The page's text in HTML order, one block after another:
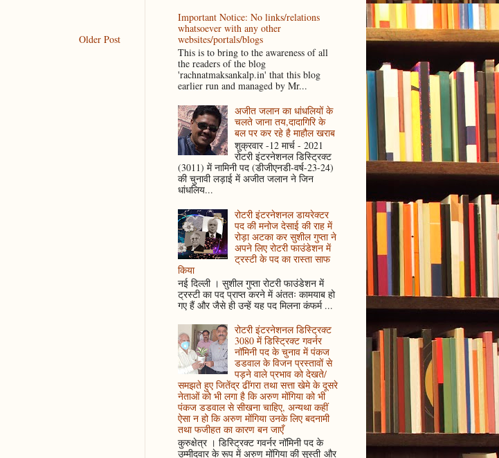
Older Post
Important Notice: No links/relations
whatsoever with any other
websites/portals/blogs
This is to bring to the awareness of all
the readers of the blog
'rachnatmaksankalp.in' that this blog
earlier run and managed by Mr...
अजीत जलान का धांधलियों के
चलते जाना तय,दादागिरि के
बल पर कर रहे है माहौल खराब
शुक्रवार -12 मार्च - 2021
रोटरी इंटरनेशनल डिस्ट्रिक्ट
(3011) में नामिनी पद (डीजीएनडी-वर्ष-23-24)
की चुनावी लड़ाई में अजीत जलान ने जिन
धांधलिय...
रोटरी इंटरनेशनल डायरेक्टर
पद की मनोज देसाई की राह में
रोड़ा अटका कर सुशील गुप्ता ने
अपने लिए रोटरी फाउंडेशन में
ट्रस्टी के पद का रास्ता साफ
किया
नई दिल्ली । सुशील गुप्ता रोटरी फाउंडेशन में
ट्रस्टी का पद प्राप्त करने में अंततः कामयाब हो
गए हैं और जैसे ही उन्हें यह पद मिलना कंफर्म ...
रोटरी इंटरनेशनल डिस्ट्रिक्ट
3080 में डिस्ट्रिक्ट गवर्नर
नॉमिनी पद के चुनाव में पंकज
डडवाल के विजन प्रस्तावों से
पड़ने वाले प्रभाव को देखते/
समझते हुए जितेंद्र ढींगरा तथा सत्ता खेमे के दूसरे
नेताओं को भी लगा है कि अरुण मोंगिया को भी
पंकज डडवाल से सीखना चाहिए, अन्यथा कहीं
ऐसा न हो कि अरुण मोंगिया उनके लिए बदनामी
तथा फजीहत का कारण बन जाएँ
कुरुक्षेत्र । डिस्ट्रिक्ट गवर्नर नॉमिनी पद के
उम्मीदवार के रूप में अरुण मोंगिया की सुस्ती और